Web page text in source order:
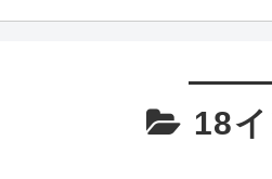
18